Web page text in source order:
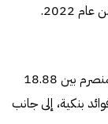
وانقسمت إيرادات شركات الصرافة الكويتية بالعام المنصرم بين 18.88
و972.5 ألف دينار فوائد بنكية، إلى جانب